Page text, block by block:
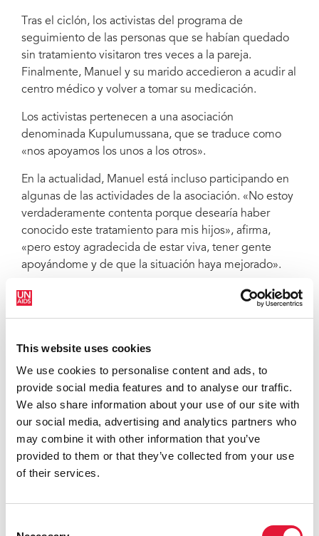
This website uses cookies
We use cookies to personalise content and ads, to
provide social media features and to analyse our traffic.
We also share information about your use of our site with
our social media, advertising and analytics partners who
may combine it with other information that you’ve
provided to them or that they’ve collected from your use
of their services.
Tras el ciclón, los activistas del programa de
seguimiento de las personas que se habían quedado
sin tratamiento visitaron tres veces a la pareja.
Finalmente, Manuel y su marido accedieron a acudir al
centro médico y volver a tomar su medicación.
Los activistas pertenecen a una asociación
denominada Kupulumussana, que se traduce como
«nos apoyamos los unos a los otros».
En la actualidad, Manuel está incluso participando en
algunas de las actividades de la asociación. «No estoy
verdaderamente contenta porque desearía haber
conocido este tratamiento para mis hijos», afirma,
«pero estoy agradecida de estar viva, tener gente
apoyándome y de que la situación haya mejorado».
Peter Joque pertenece también a una asociación para
ayudar a los afectados por el desastre. La asociación
hogar tras el ciclón.
Esto le motivó a ayudar en la búsqueda de personas
que necesiten medicamentos contra el VIH. Utiliza los
registros de los hospitales para buscar a personas que
fueron desplazadas y,
cuando da con ellas, dedica tiempo a hablarles sobre
estrategia de Joque de ir de puerta en puerta le llevó